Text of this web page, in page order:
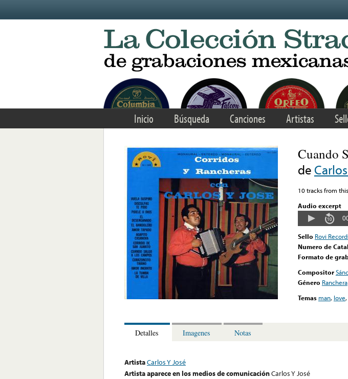
Inicio Búsqueda Canciones Artistas
Cuando
de
10 tracks from
Audio excerpt
Sello Rovi
Numero de
Formato de
Compositor
Género Ranchera
Temas man, love,
Detalles Imagenes Notas
ArtistaCarlos Y José
Artista aparece en los medios de comunicaciónCarlos Y José